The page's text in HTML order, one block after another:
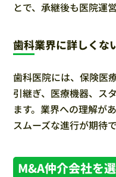
とで、承継後も医院運
歯科業界に詳しくな
歯科医院には、保険医
引継ぎ、医療機器、ス
ます。業界への理解が
スムーズな進行が期待で
M&A仲介会社を